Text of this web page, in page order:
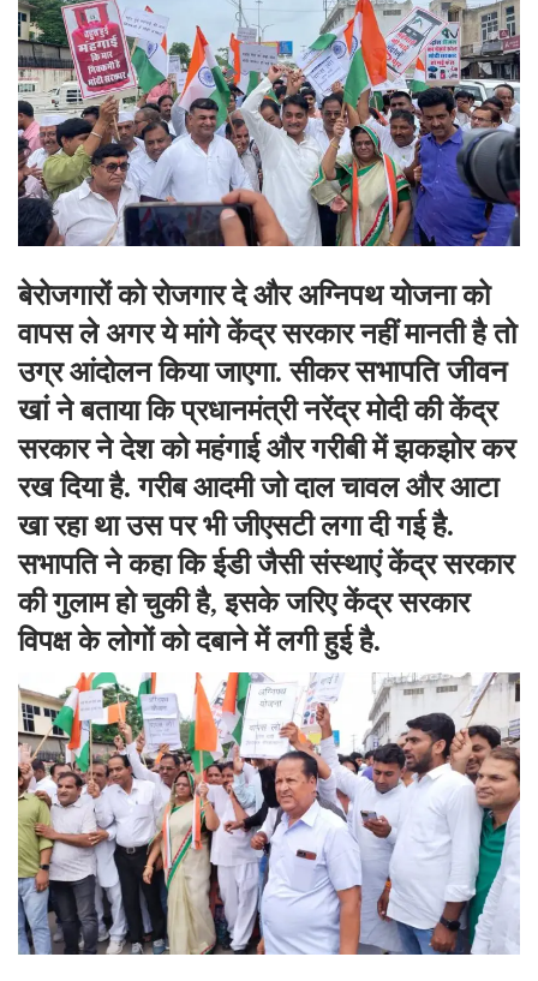
बेरोजगारों को रोजगार दे और अग्निपथ योजना को
वापस ले अगर ये मांगे केंद्र सरकार नहीं मानती है तो
उग्र आंदोलन किया जाएगा. सीकरसभापति जीवन
खांने बताया कि प्रधानमंत्री नरेंद्र मोदी की केंद्र
सरकार ने देश को महंगाई और गरीबी में झकझोर कर
रख दिया है. गरीब आदमी जो दाल चावल और आटा
खा रहा था उस पर भी जीएसटी लगा दी गई है.
सभापति ने कहा कि ईडी जैसी संस्थाएं केंद्र सरकार
की गुलाम हो चुकी है, इसके जरिए केंद्र सरकार
विपक्ष के लोगों को दबाने में लगी हुई है.